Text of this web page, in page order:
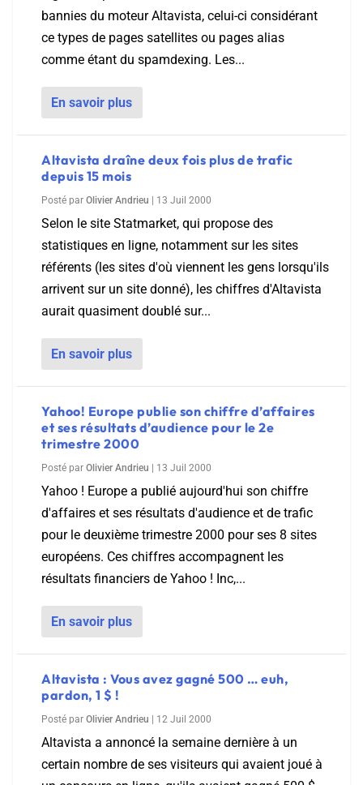
bannies du moteur Altavista, celui-ci considérant
ce types de pages satellites ou pages alias
comme étant du spamdexing. Les...
En savoir plus
Altavista draîne deux fois plus de trafic
depuis 15 mois
Posté par Olivier Andrieu 13 Juil 2000
Selon le site Statmarket, qui propose des
statistiques en ligne, notamment sur les sites
référents (les sites d'où viennent les gens lorsqu'ils
arrivent sur un site donné), les chiffres d'Altavista
aurait quasiment doublé sur...
En savoir plus
Yahoo! Europe publie son chiffre d’affaires
et ses résultats d’audience pour le 2e
trimestre 2000
Posté par Olivier Andrieu 13 Juil 2000
Yahoo ! Europe a publié aujourd'hui son chiffre
d'affaires et ses résultats d'audience et de trafic
pour le deuxième trimestre 2000 pour ses 8 sites
européens. Ces chiffres accompagnent les
résultats financiers de Yahoo ! Inc,...
En savoir plus
Altavista : Vous avez gagné 500 … euh,
pardon, 1 $ !
Posté par Olivier Andrieu 12 Juil 2000
Altavista a annoncé la semaine dernière à un
certain nombre de ses visiteurs qui avaient joué à